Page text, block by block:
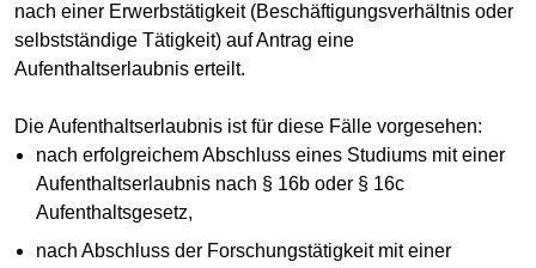
nach einer Erwerbstätigkeit (Beschäftigungsverhältnis oder
selbstständige Tätigkeit) auf Antrag eine
Aufenthaltserlaubnis erteilt.
Die Aufenthaltserlaubnis ist für diese Fälle vorgesehen:
nach erfolgreichem Abschluss eines Studiums mit einer
Aufenthaltserlaubnis nach § 16b oder § 16c
Aufenthaltsgesetz,
nach Abschluss der Forschungstätigkeit mit einer